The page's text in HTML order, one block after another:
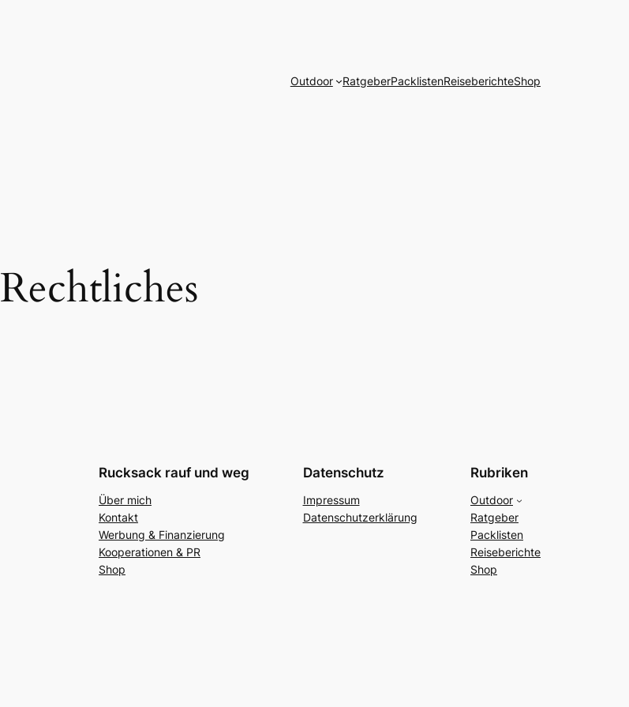
Outdoor RatgeberPacklistenReiseberichteShop
Rechtliches
Rucksack rauf und weg
Über mich
Kontakt
Werbung & Finanzierung
Kooperationen & PR
Shop
Datenschutz
Impressum
Datenschutzerklärung
Rubriken
Outdoor
Ratgeber
Packlisten
Reiseberichte
Shop